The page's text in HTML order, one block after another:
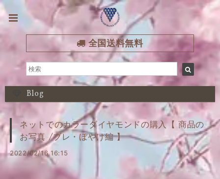
全国送料無料
Blog
ネットでのカラーダイヤモンドの購入【 商品の
お写真 /ブレ・ぼやけ編 】
2022/02/16 16:15